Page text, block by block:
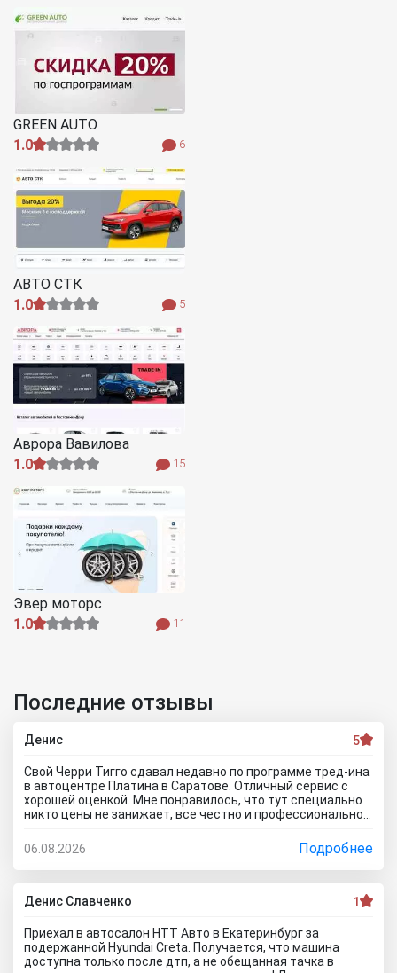
GREEN AUTO
1.0
6
АВТО СТК
1.0
5
Аврора Вавилова
1.0
15
Эвер моторс
1.0
11
Последние отзывы
Денис 5
Свой Черри Тигго сдавал недавно по программе тред-ина
в автоцентре Платина в Саратове. Отличный сервис с
хорошей оценкой. Мне понравилось, что тут специально
никто цены не занижает, все честно и профессионально.
предложили подготовку провести тут в салоне. Для
клиента это важно, самому возиться не надо. Сделали
все быстро и поставили нормальную цену. Теперь буду
ждать , пока тачку продадут, не сомневаюсь , что быстро
справятся так как тут работают профессионалы.
06.08.2026 Подробнее
Денис Славченко 1
Приехал в автосалон НТТ Авто в Екатеринбург за
подержанной Hyundai Creta. Получается, что машина
доступна только после дтп, а не обещанная тачка в